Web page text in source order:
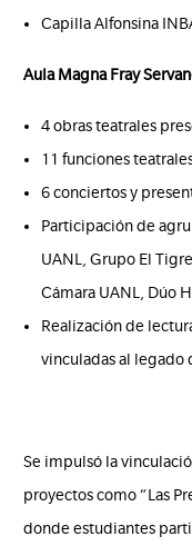
Capilla Alfonsina
Aula Magna Fray
4 obras teatrales
11 funciones
6 conciertos y
Participación de
UANL, Grupo El
Cámara UANL, Dúo
Realización de
vinculadas al legado
Se impulsó la
proyectos como “Las
donde estudiantes